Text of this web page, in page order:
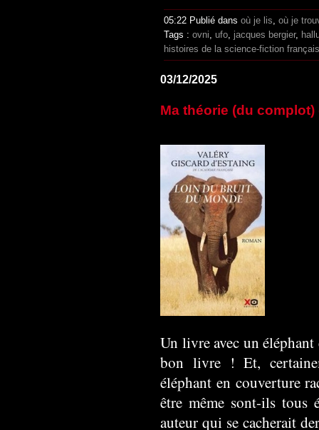
05:22 Publié dans où je lis, où je
Tags : ovni, ufo, jacques bergier,
histoires de la science-fiction
03/12/2025
Ma théorie (du
Un livre avec un
bon livre ! Et,
éléphant en couverture
être même sont-ils tous
auteur qui se cacherait